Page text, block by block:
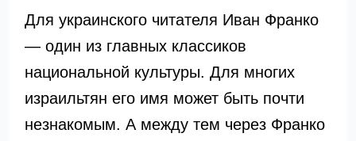
Для украинского читателя Иван Франко
— один из главных классиков
национальной культуры. Для многих
израильтян его имя может быть почти
незнакомым. А между тем через Франко